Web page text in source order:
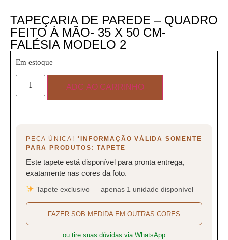
TAPEÇARIA DE PAREDE – QUADRO
FEITO À MÃO- 35 X 50 CM-
FALÉSIA MODELO 2
Em estoque
ADC AO CARRINHO
PEÇA ÚNICA! *INFORMAÇÃO VÁLIDA SOMENTE
PARA PRODUTOS: TAPETE
Este tapete está disponível para pronta entrega,
exatamente nas cores da foto.
Tapete exclusivo — apenas 1 unidade disponível
FAZER SOB MEDIDA EM OUTRAS CORES
ou tire suas dúvidas via WhatsApp